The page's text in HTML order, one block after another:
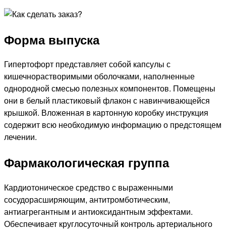
Форма выпуска
Гипертофорт представляет собой капсулы с
кишечнорастворимыми оболочками, наполненные
однородной смесью полезных компонентов. Помещены
они в белый пластиковый флакон с навинчивающейся
крышкой. Вложенная в картонную коробку инструкция
содержит всю необходимую информацию о предстоящем
лечении.
Фармакологическая группа
Кардиотоническое средство с выраженными
сосудорасширяющим, антитромботическим,
антиагрегантным и антиоксидантным эффектами.
Обеспечивает круглосуточный контроль артериального